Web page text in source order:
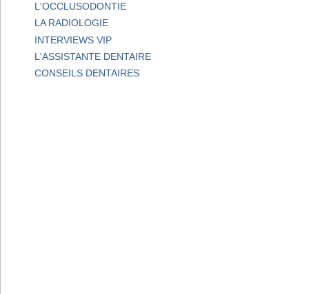
L'OCCLUSODONTIE
LA RADIOLOGIE
INTERVIEWS VIP
L'ASSISTANTE DENTAIRE
CONSEILS DENTAIRES